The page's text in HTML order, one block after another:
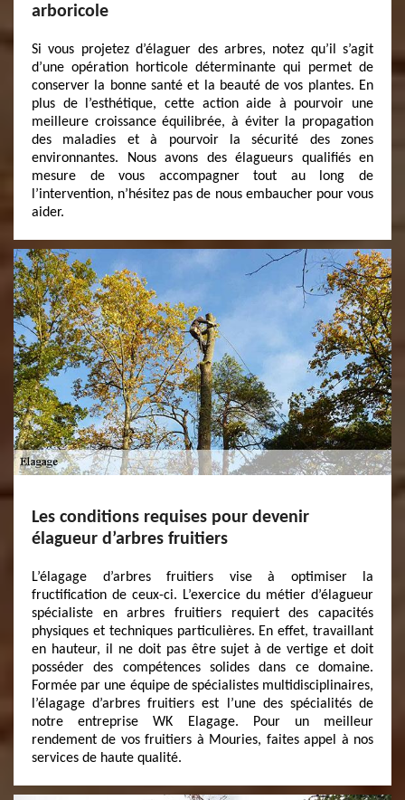
arboricole
Si vous projetez d’élaguer des arbres, notez qu’il s’agit
d’une opération horticole déterminante qui permet de
conserver la bonne santé et la beauté de vos plantes. En
plus de l’esthétique, cette action aide à pourvoir une
meilleure croissance équilibrée, à éviter la propagation
des maladies et à pourvoir la sécurité des zones
environnantes. Nous avons des élagueurs qualifiés en
mesure de vous accompagner tout au long de
l’intervention, n’hésitez pas de nous embaucher pour vous
aider.
Les conditions requises pour devenir
élagueur d’arbres fruitiers
L’élagage d’arbres fruitiers vise à optimiser la
fructification de ceux-ci. L’exercice du métier d’élagueur
spécialiste en arbres fruitiers requiert des capacités
physiques et techniques particulières. En effet, travaillant
en hauteur, il ne doit pas être sujet à de vertige et doit
posséder des compétences solides dans ce domaine.
Formée par une équipe de spécialistes multidisciplinaires,
l’élagage d’arbres fruitiers est l’une des spécialités de
notre entreprise WK Elagage. Pour un meilleur
rendement de vos fruitiers à Mouries, faites appel à nos
services de haute qualité.